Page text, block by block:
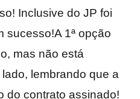
Inclusive do JP foi
sucesso!A 1ª opção
mas não está
lembrando que a
do contrato assinado!